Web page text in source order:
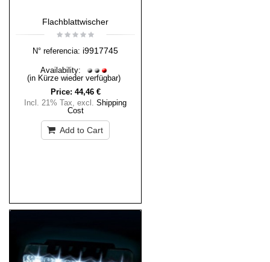
Flachblattwischer
N° referencia: i9917745
Availability:
(in Kürze wieder verfügbar)
Price: 44,46 €
Incl. 21% Tax, excl. Shipping
Cost
Add to Cart